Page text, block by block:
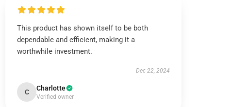
This product has shown itself to be both
dependable and efficient, making it a
worthwhile investment.
Dec 22, 2024
C Charlotte
Verified owner